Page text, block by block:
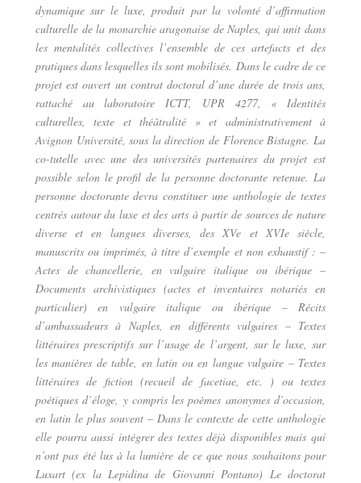
dynamique sur le luxe, produit par la volonté d’affirmation
culturelle de la monarchie aragonaise de Naples, qui unit dans
les mentalités collectives l’ensemble de ces artefacts et des
pratiques dans lesquelles ils sont mobilisés. Dans le cadre de ce
projet est ouvert un contrat doctoral d’une durée de trois ans,
rattaché au laboratoire ICTT, UPR 4277, « Identités
culturelles, texte et théâtralité » et administrativement à
Avignon Université, sous la direction de Florence Bistagne. La
co-tutelle avec une des universités partenaires du projet est
possible selon le profil de la personne doctorante retenue. La
personne doctorante devra constituer une anthologie de textes
centrés autour du luxe et des arts à partir de sources de nature
diverse et en langues diverses, des XVe et XVIe siècle,
manuscrits ou imprimés, à titre d’exemple et non exhaustif : –
Actes de chancellerie, en vulgaire italique ou ibérique –
Documents archivistiques (actes et inventaires notariés en
particulier) en vulgaire italique ou ibérique – Récits
d’ambassadeurs à Naples, en différents vulgaires – Textes
littéraires prescriptifs sur l’usage de l’argent, sur le luxe, sur
les manières de table, en latin ou en langue vulgaire – Textes
littéraires de fiction (recueil de facetiae, etc. ) ou textes
poétiques d’éloge, y compris les poèmes anonymes d’occasion,
en latin le plus souvent – Dans le contexte de cette anthologie
elle pourra aussi intégrer des textes déjà disponibles mais qui
n’ont pas été lus à la lumière de ce que nous souhaitons pour
Luxart (ex la Lepidina de Giovanni Pontano) Le doctorat